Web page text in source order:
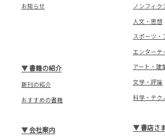
お知らせ
ノンフィク
人文・思想
スポーツ・
エンターテ
アート・建
文学・評論
科学・テク
▼書籍の紹介
新刊の紹介
おすすめの書籍
▼書店さ
▼会社案内